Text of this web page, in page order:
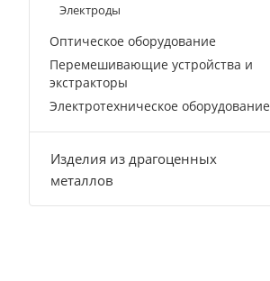
Электроды
Оптическое оборудование
Перемешивающие устройства и
экстракторы
Электротехническое оборудование
Изделия из драгоценных
металлов